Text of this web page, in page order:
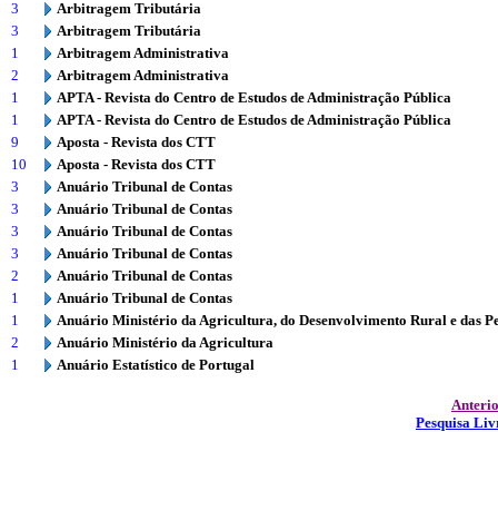
3
Arbitragem Tributária
3
Arbitragem Tributária
1
Arbitragem Administrativa
2
Arbitragem Administrativa
1
APTA - Revista do Centro de Estudos de Administração Pública
1
APTA - Revista do Centro de Estudos de Administração Pública
9
Aposta - Revista dos CTT
10
Aposta - Revista dos CTT
3
Anuário Tribunal de Contas
3
Anuário Tribunal de Contas
3
Anuário Tribunal de Contas
3
Anuário Tribunal de Contas
2
Anuário Tribunal de Contas
1
Anuário Tribunal de Contas
1
Anuário Ministério da Agricultura, do Desenvolvimento Rural e das
2
Anuário Ministério da Agricultura
1
Anuário Estatístico de Portugal
Pesquisa